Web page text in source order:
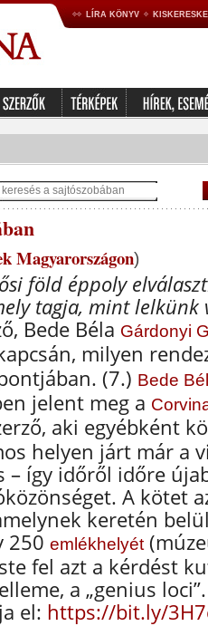
LÍRA KÖNYV
Magyarországon)
föld éppoly
tagja, mint lelkünk
Bede Béla Gárdonyi
milyen
(7.) Bede
jelent meg a
aki egyébként
helyen járt már a
– így időről időre
A kötet
keretén
250 emlékhelyét
fel azt a kérdést
a „genius
el: https://bit.ly/